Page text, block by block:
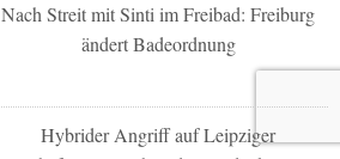
Nach Streit mit Sinti im Freibad: Freiburg
ändert Badeordnung
Hybrider Angriff auf Leipziger